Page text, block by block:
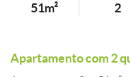
51m² 2
Apartamento com 2